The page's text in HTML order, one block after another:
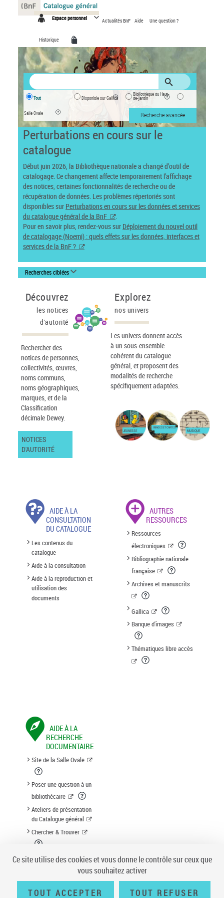
Espace personnel Actualités BnF Aide Une question ?
Historique
Tout Disponible sur Gallica
Bibliothèque du Haut-
de-jardin
Salle Ovale Recherche avancée
Perturbations en cours sur le
catalogue
Début juin 2026, la Bibliothèque nationale a changé d’outil de
catalogage. Ce changement affecte temporairement l’affichage
des notices, certaines fonctionnalités de recherche ou de
récupération de données. Les problèmes répertoriés sont
disponibles sur Perturbations en cours sur les données et services
du catalogue général de la BnF
.
Pour en savoir plus, rendez-vous sur Déploiement du nouvel outil
de catalogage (Noemi) : quels effets sur les données, interfaces et
services de la BnF ?
Recherches ciblées
Découvrez
les notices
d'autorité
Rechercher des
notices de personnes,
collectivités, œuvres,
noms communs,
noms géographiques,
marques, et de la
Classification
décimale Dewey.
NOTICES
D'AUTORITÉ
Explorez
nos univers
Les univers donnent accès
à un sous-ensemble
cohérent du catalogue
général, et proposent des
modalités de recherche
spécifiquement adaptées.
JEUNESSE
IMAGES ET CARTES
MUSIQUE
AIDE À LA
CONSULTATION
DU CATALOGUE
Les contenus du
catalogue
Aide à la consultation
Aide à la reproduction et
utilisation des
documents
AUTRES
RESSOURCES
Ressources
électroniques
Bibliographie nationale
française
Archives et manuscrits
Gallica
Banque d'images
Thématiques libre accès
AIDE À LA
RECHERCHE
DOCUMENTAIRE
Site de la Salle Ovale
Poser une question à un
bibliothécaire
Ateliers de présentation
du Catalogue général
Chercher & Trouver
Suggestion d'acquisition
Panneau de gestion des cookies
Ce site utilise des cookies et vous donne le contrôle sur ceux que
vous souhaitez activer
TOUT ACCEPTER TOUT REFUSER